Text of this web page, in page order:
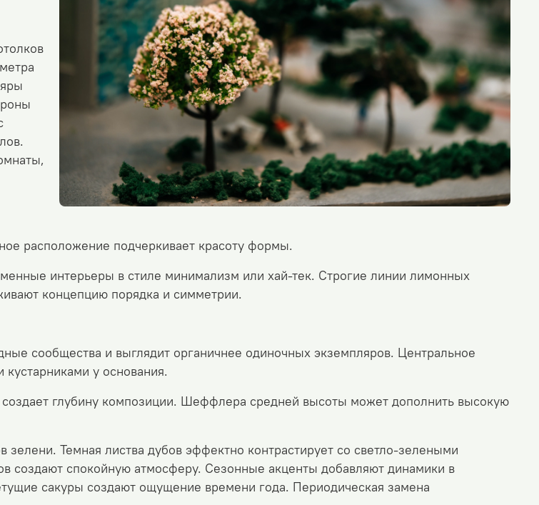
расположение подчеркивает красоту формы.
интерьеры в стиле минимализм или хай-тек. Строгие линии лимонных
концепцию порядка и симметрии.
сообщества и выглядит органичнее одиночных экземпляров. Центральное
у основания.
создает глубину композиции. Шеффлера средней высоты может дополнить высокую
зелени. Темная листва дубов эффектно контрастирует со светло-зелеными
создают спокойную атмосферу. Сезонные акценты добавляют динамики в
сакуры создают ощущение времени года. Периодическая замена